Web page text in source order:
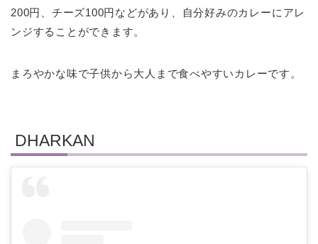
200円、チーズ100円などがあり、自分好みのカレーにアレ
ンジすることができます。
まろやかな味で子供から大人まで食べやすいカレーです。
DHARKAN